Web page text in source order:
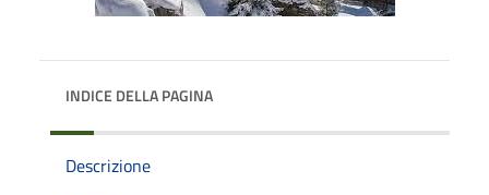
INDICE DELLA PAGINA
Descrizione